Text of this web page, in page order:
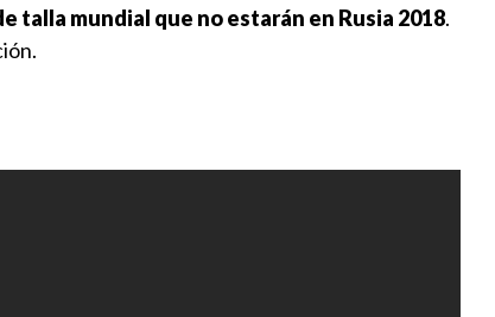
talla mundial que no estarán en Rusia 2018.